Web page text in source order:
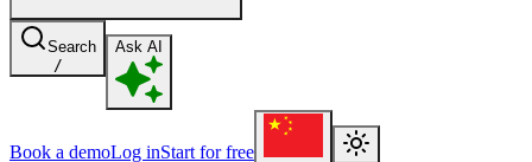
Search
/
Ask AI
Book a demoLog inStart for free